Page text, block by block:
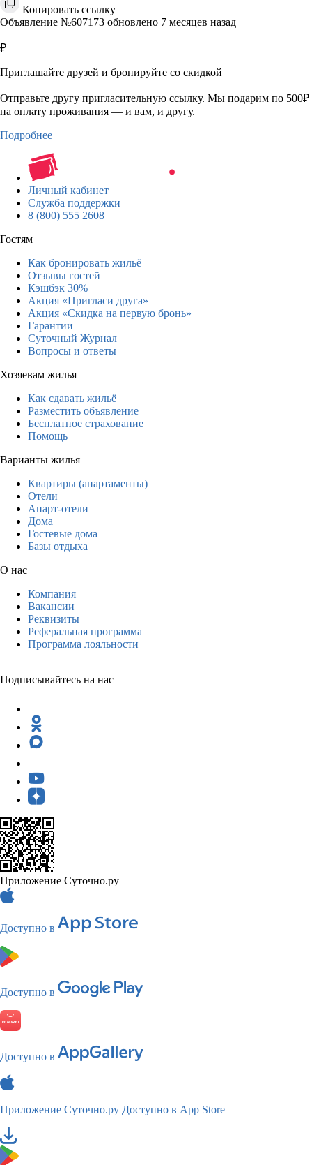
Копировать ссылку
Объявление №607173 обновлено 7 месяцев назад
₽
Приглашайте друзей и бронируйте со скидкой
Отправьте другу пригласительную ссылку. Мы подарим по 500₽
на оплату проживания — и вам, и другу.
Подробнее
Личный кабинет
Служба поддержки
8 (800) 555 2608
Гостям
Как бронировать жильё
Отзывы гостей
Кэшбэк 30%
Акция «Пригласи друга»
Акция «Скидка на первую бронь»
Гарантии
Суточный Журнал
Вопросы и ответы
Хозяевам жилья
Как сдавать жильё
Разместить объявление
Бесплатное страхование
Помощь
Варианты жилья
Квартиры (апартаменты)
Отели
Апарт-отели
Дома
Гостевые дома
Базы отдыха
О нас
Компания
Вакансии
Реквизиты
Реферальная программа
Программа лояльности
Подписывайтесь на нас
Приложение Суточно.ру
Доступно в
Доступно в
Доступно в
Приложение Суточно.ру Доступно в App Store